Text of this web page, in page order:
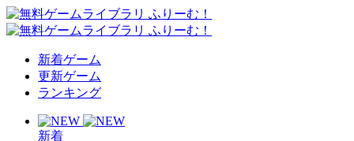
新着ゲーム
更新ゲーム
ランキング
新着